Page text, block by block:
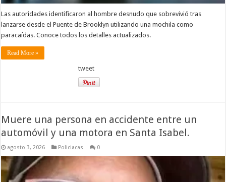
Las autoridades identificaron al hombre desnudo que sobrevivió tras
lanzarse desde el Puente de Brooklyn utilizando una mochila como
paracaídas. Conoce todos los detalles actualizados.
Read More »
tweet
Muere una persona en accidente entre un
automóvil y una motora en Santa Isabel.
agosto 3, 2026 Policiacas 0